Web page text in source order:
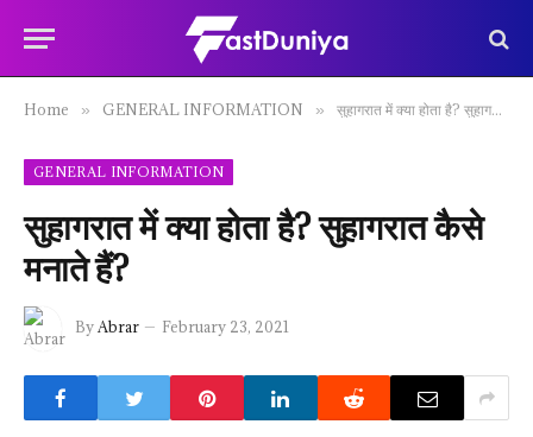
Home » GENERAL INFORMATION » सुहागरात में क्या होता है? सुहागरात कैसे मनाते हैं?
GENERAL INFORMATION
सुहागरात में क्या होता है? सुहागरात कैसे
मनाते हैं?
ByAbrar February 23, 2021